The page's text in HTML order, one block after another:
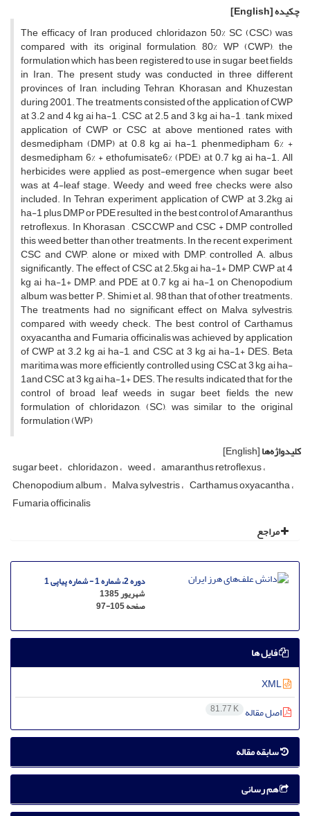
چکیده[English]
The efficacy of Iran produced chloridazon 50% SC (CSC) was
compared with its original formulation, 80% WP (CWP), the
formulation which has been registered to use in sugar beet fields
in Iran. The present study was conducted in three different
provinces of Iran, including Tehran, Khorasan and Khuzestan
during 2001. The treatments consisted of the application of CWP
at 3.2 and 4 kg ai ha-1 , CSC at 2.5 and 3 kg ai ha-1 , tank mixed
application of CWP or CSC at above mentioned rates with
desmedipham (DMP) at 0.8 kg ai ha-1, phenmedipham 6% +
desmedipham 6% + ethofumisate6% (PDE) at 0.7 kg ai ha-1. All
herbicides were applied as post-emergence when sugar beet
was at 4-leaf stage. Weedy and weed free checks were also
included. In Tehran experiment, application of CWP at 3.2kg ai
ha-1 plus DMP or PDE resulted in the best control of Amaranthus
retroflexus. In Khorasan , CSC,CWP and CSC + DMP controlled
this weed better than other treatments. In the recent experiment,
CSC and CWP, alone or mixed with DMP, controlled A. albus
significantly. The effect of CSC at 2.5kg ai ha-1+ DMP, CWP at 4
kg ai ha-1+ DMP, and PDE at 0.7 kg ai ha-1 on Chenopodium
album was better P. Shimi et al. 98 than that of other treatments.
The treatments had no significant effect on Malva sylvestris,
compared with weedy check. The best control of Carthamus
oxyacantha and Fumaria officinalis was achieved by application
of CWP at 3.2 kg ai ha-1, and CSC at 3 kg ai ha-1+ DES. Beta
maritima was more efficiently controlled using CSC at 3 kg ai ha-
1and CSC at 3 kg ai ha-1+ DES. The results indicated that for the
control of broad leaf weeds in sugar beet fields, the new
formulation of chloridazon, (SC), was similar to the original
formulation (WP)
کلیدواژه‌ها[English]
sugar beet chloridazon weed amaranthus retroflexus
Chenopodium album Malva sylvestris Carthamus oxyacantha
Fumaria officinalis
مراجع
دوره 2، شماره 1 - شماره پیاپی 1
شهریور 1385
صفحه97-105
فایل ها
اصل مقاله 81.77 K
سابقه مقاله
هم رسانی